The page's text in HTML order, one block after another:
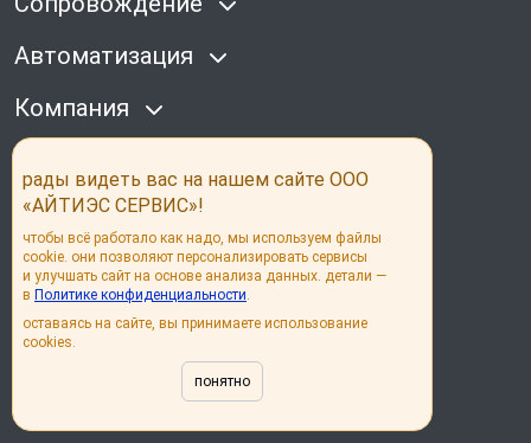
Автоматизация
Компания
Наши соц сети
© its group 2026
Политика конфиденциальности
Согласие на обработку персональных данных
рады видеть вас на нашем сайте ООО
«АЙТИЭС СЕРВИС»!
чтобы всё работало как надо, мы используем файлы
cookie. они позволяют персонализировать сервисы
и улучшать сайт на основе анализа данных. детали —
в Политике конфиденциальности.
оставаясь на сайте, вы принимаете использование
cookies.
понятно